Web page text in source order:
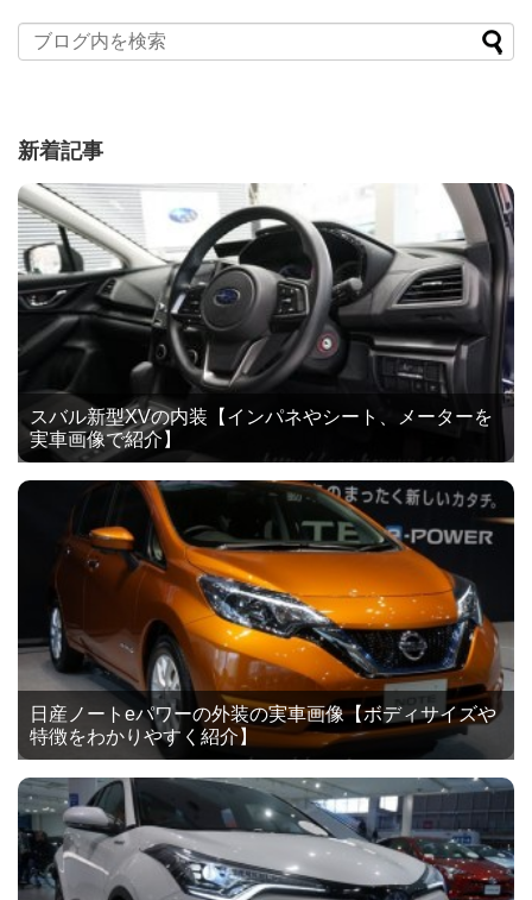
新着記事
スバル新型XVの内装【インパネやシート、メーターを
実車画像で紹介】
日産ノートeパワーの外装の実車画像【ボディサイズや
特徴をわかりやすく紹介】